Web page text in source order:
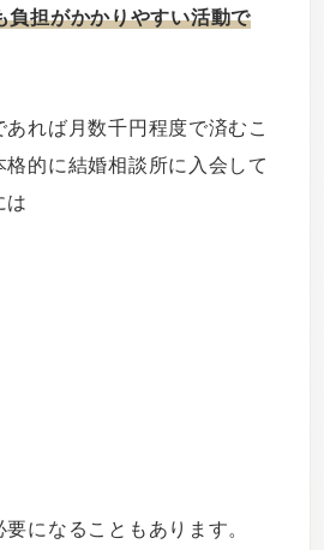
負担がかかりやすい活動で
れば月数千円程度で済むこ
的に結婚相談所に入会して
は
になることもあります。